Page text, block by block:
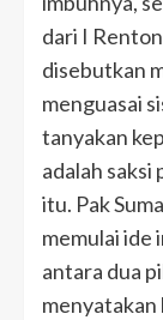
dari I
disebutkan
menguasai
tanyakan
adalah saksi
itu. Pak
memulai ide
antara dua
menyatakan